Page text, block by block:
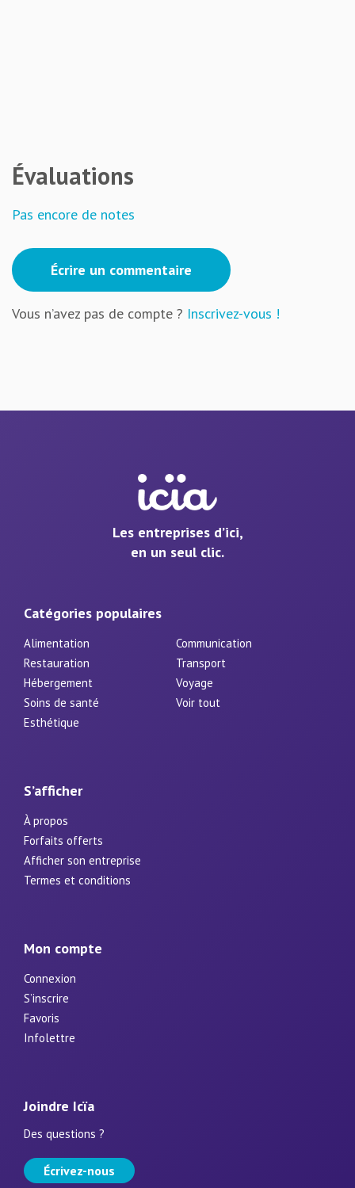
Évaluations
Pas encore de notes
Écrire un commentaire
Vous n’avez pas de compte ? Inscrivez-vous !
Les entreprises d’ici,
en un seul clic.
Catégories populaires
Alimentation
Communication
Restauration
Transport
Hébergement
Voyage
Soins de santé
Voir tout
Esthétique
S’afficher
À propos
Forfaits offerts
Afficher son entreprise
Termes et conditions
Mon compte
Connexion
S’inscrire
Favoris
Infolettre
Joindre Icïa
Des questions ?
Écrivez-nous